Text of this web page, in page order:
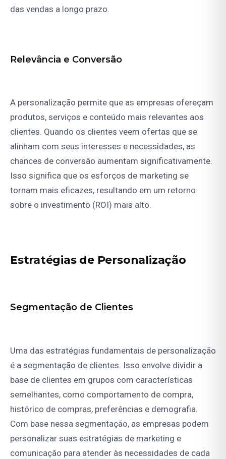
das vendas a longo prazo.
Relevância e Conversão
A personalização permite que as empresas ofereçam
produtos, serviços e conteúdo mais relevantes aos
clientes. Quando os clientes veem ofertas que se
alinham com seus interesses e necessidades, as
chances de conversão aumentam significativamente.
Isso significa que os esforços de marketing se
tornam mais eficazes, resultando em um retorno
sobre o investimento (ROI) mais alto.
Estratégias de Personalização
Segmentação de Clientes
Uma das estratégias fundamentais de personalização
é a segmentação de clientes. Isso envolve dividir a
base de clientes em grupos com características
semelhantes, como comportamento de compra,
histórico de compras, preferências e demografia.
Com base nessa segmentação, as empresas podem
personalizar suas estratégias de marketing e
comunicação para atender às necessidades de cada